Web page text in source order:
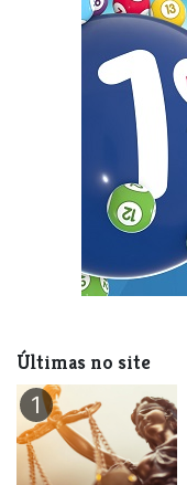
Últimas no site
1